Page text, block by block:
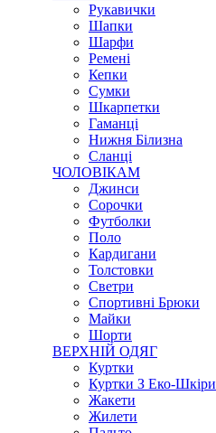
Рукавички
Шапки
Шарфи
Ремені
Кепки
Сумки
Шкарпетки
Гаманці
Нижня Білизна
Сланці
ЧОЛОВІКАМ
Джинси
Сорочки
Футболки
Поло
Кардигани
Толстовки
Светри
Спортивні Брюки
Майки
Шорти
ВЕРХНІЙ ОДЯГ
Куртки
Куртки З Еко-Шкіри
Жакети
Жилети